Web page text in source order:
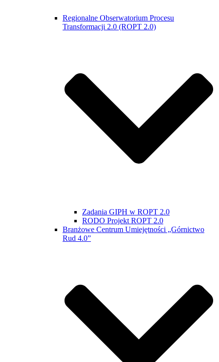
Regionalne Obserwatorium Procesu
Transformacji 2.0 (ROPT 2.0)
Zadania GIPH w ROPT 2.0
RODO Projekt ROPT 2.0
Branżowe Centrum Umiejętności „Górnictwo
Rud 4.0”